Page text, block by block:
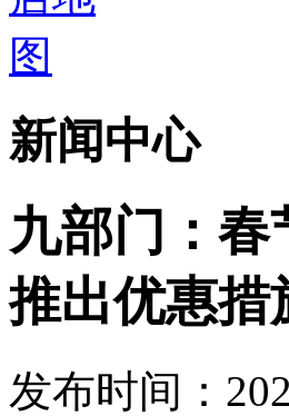
新闻中心
九部门：
推出优惠措
发布时间：